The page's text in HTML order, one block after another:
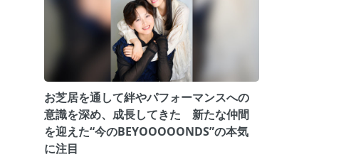
お芝居を通して絆やパフォーマンスへの
意識を深め、成長してきた 新たな仲間
を迎えた“今のBEYOOOOONDS”の本気
に注目